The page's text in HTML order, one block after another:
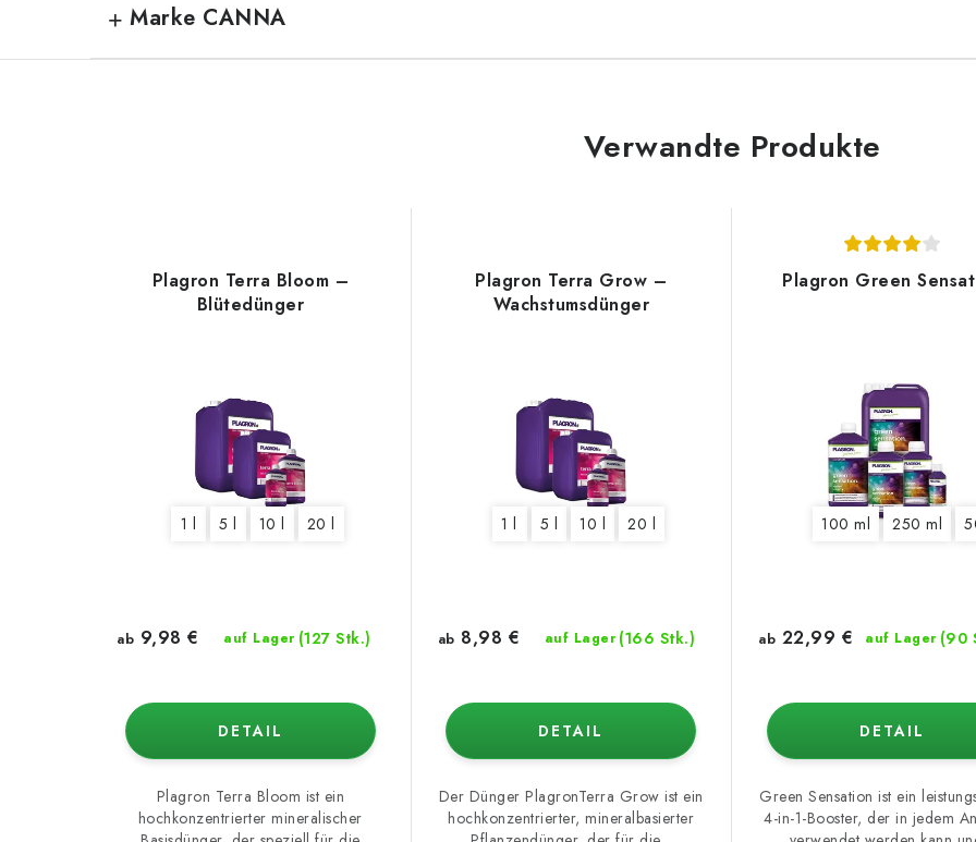
Marke CANNA
Verwandte Produkte
Plagron Terra Bloom –
Blütedünger
1 l 5 l 10 l 20 l
auf Lager (127 Stk.)
ab 9,98 €
DETAIL
Plagron Terra Bloom ist ein
hochkonzentrierter mineralischer
Plagron Terra Grow –
Wachstumsdünger
1 l 5 l 10 l 20 l
auf Lager (166 Stk.)
ab 8,98 €
DETAIL
Der Dünger PlagronTerra Grow ist ein
hochkonzentrierter, mineralbasierter
Plagron Green
100 ml 250 ml
auf Lager (90
ab 22,99 €
DETAIL
Green Sensation ist ein
4-in-1-Booster, der in jedem